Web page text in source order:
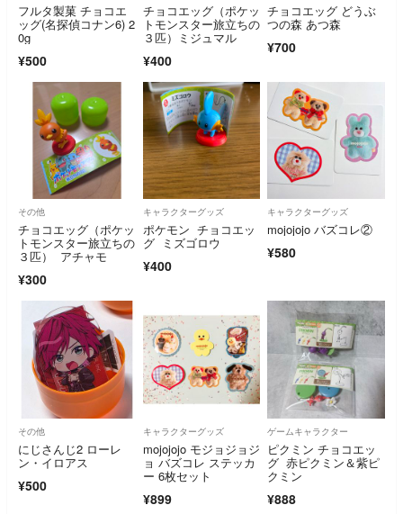
フルタ製菓 チョコエ
ッグ(名探偵コナン6) 2
0g
¥500
チョコエッグ（ポケッ
トモンスター旅立ちの
３匹）ミジュマル
¥400
チョコエッグ どうぶ
つの森 あつ森
¥700
その他
チョコエッグ（ポケッ
トモンスター旅立ちの
３匹） アチャモ
¥300
キャラクターグッズ
ポケモン チョコエッ
グ ミズゴロウ
¥400
キャラクターグッズ
mojojojo バズコレ②
¥580
その他
にじさんじ2 ローレ
ン・イロアス
¥500
キャラクターグッズ
mojojojo モジョジョジ
ョ バズコレ ステッカ
ー 6枚セット
¥899
ゲームキャラクター
ピクミン チョコエッ
グ 赤ピクミン＆紫ピ
クミン
¥888